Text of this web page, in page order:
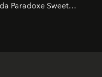
Paradoxe Sweet